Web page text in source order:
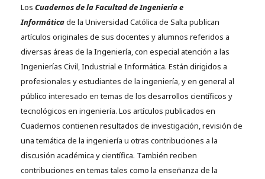
Los Cuadernos de la Facultad de Ingeniería e
Informáticade la Universidad Católica de Salta publican
artículos originales de sus docentes y alumnos referidos a
diversas áreas de la Ingeniería, con especial atención a las
Ingenierías Civil, Industrial e Informática. Están dirigidos a
profesionales y estudiantes de la ingeniería, y en general al
público interesado en temas de los desarrollos científicos y
tecnológicos en ingeniería. Los artículos publicados en
Cuadernos contienen resultados de investigación, revisión de
una temática de la ingeniería u otras contribuciones a la
discusión académica y científica. También reciben
contribuciones en temas tales como la enseñanza de la